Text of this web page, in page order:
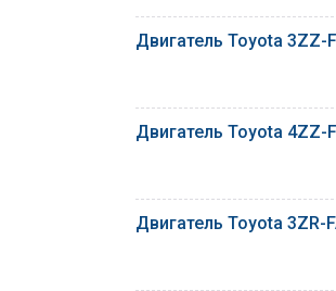
Двигатель Toyota 3ZZ-
Двигатель Toyota 4ZZ-
Двигатель Toyota 3ZR-